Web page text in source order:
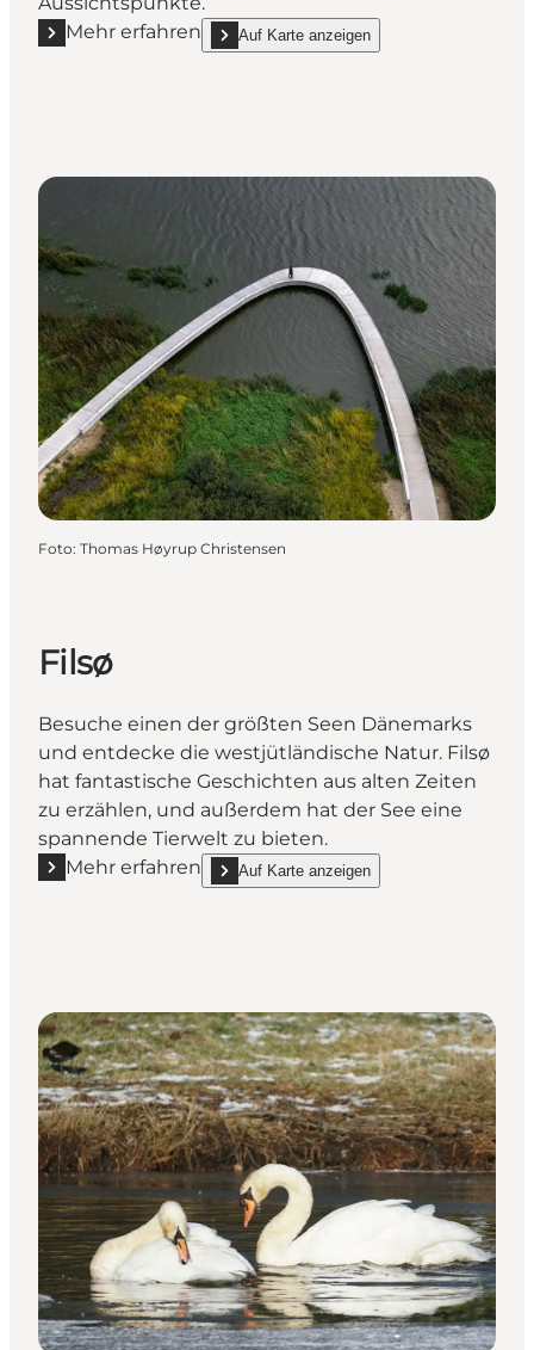
Mehr erfahren
Mehr erfahren "Blåvandshuk"
Auf Karte anzeigen
show Blåvandshuk on_map
Foto: Thomas Høyrup Christensen
Filsø
Besuche einen der größten Seen Dänemarks
und entdecke die westjütländische Natur. Filsø
hat fantastische Geschichten aus alten Zeiten
zu erzählen, und außerdem hat der See eine
spannende Tierwelt zu bieten.
Mehr erfahren
Mehr erfahren "Filsø" Auf Karte anzeigen
show Filsø on_map